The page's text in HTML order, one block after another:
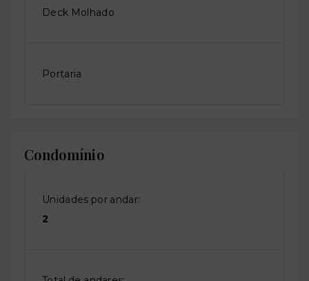
Deck Molhado
Portaria
Condomínio
Unidades por andar:
2